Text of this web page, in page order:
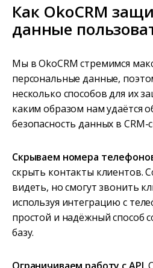
Как OkoCRM
данные
Мы в OkoCRM стремимся
персональные данные,
несколько способов для их
каким образом нам удаётся
безопасность данных в CRM-
Скрываем номера
скрыть контакты клиентов.
видеть, но смогут звонить
используя интеграцию с
простой и надёжный способ
базу.